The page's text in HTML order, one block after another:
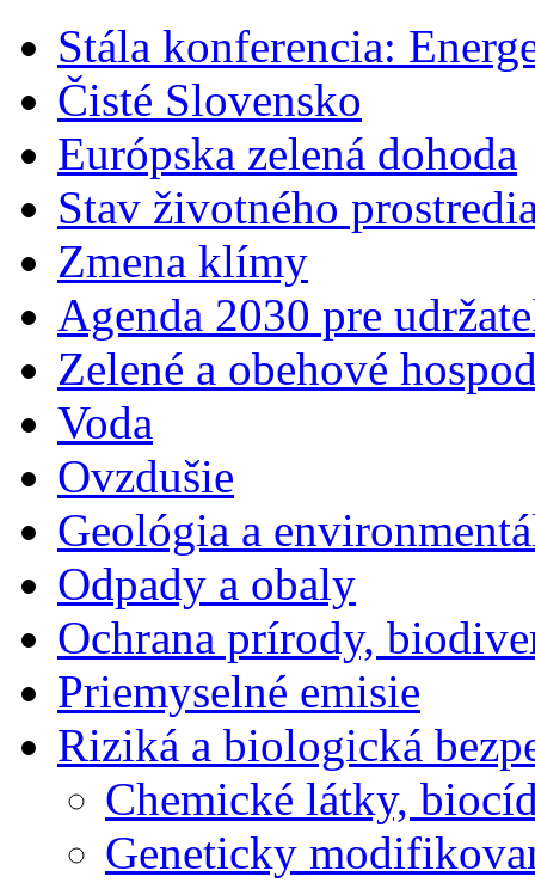
Stála konferencia:
Čisté Slovensko
Európska zelená dohoda
Stav životného
Zmena klímy
Agenda 2030 pre
Zelené a obehové
Voda
Ovzdušie
Geológia a
Odpady a obaly
Ochrana prírody,
Priemyselné emisie
Riziká a biologická
Chemické látky,
Geneticky